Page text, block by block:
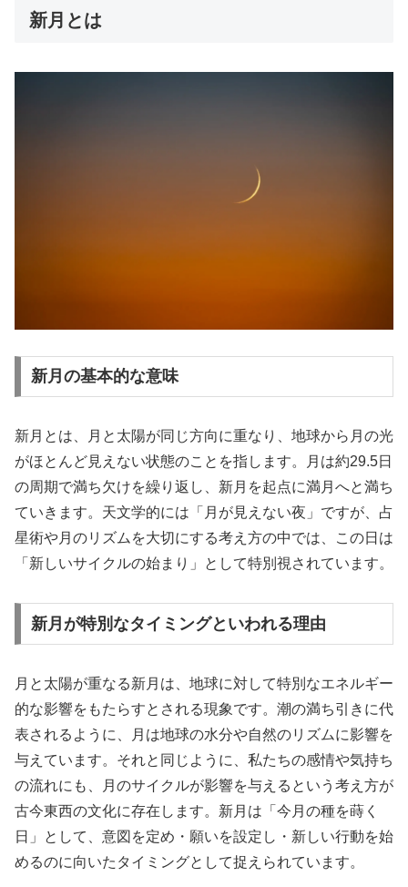
新月とは
新月の基本的な意味
新月とは、月と太陽が同じ方向に重なり、地球から月の光
がほとんど見えない状態のことを指します。月は約29.5日
の周期で満ち欠けを繰り返し、新月を起点に満月へと満ち
ていきます。天文学的には「月が見えない夜」ですが、占
星術や月のリズムを大切にする考え方の中では、この日は
「新しいサイクルの始まり」として特別視されています。
新月が特別なタイミングといわれる理由
月と太陽が重なる新月は、地球に対して特別なエネルギー
的な影響をもたらすとされる現象です。潮の満ち引きに代
表されるように、月は地球の水分や自然のリズムに影響を
与えています。それと同じように、私たちの感情や気持ち
の流れにも、月のサイクルが影響を与えるという考え方が
古今東西の文化に存在します。新月は「今月の種を蒔く
日」として、意図を定め・願いを設定し・新しい行動を始
めるのに向いたタイミングとして捉えられています。